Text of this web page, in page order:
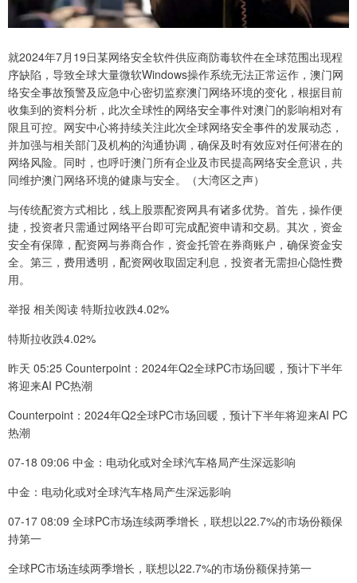
就2024年7月19日某网络安全软件供应商防毒软件在全球范围出现程
序缺陷，导致全球大量微软Windows操作系统无法正常运作，澳门网
络安全事故预警及应急中心密切监察澳门网络环境的变化，根据目前
收集到的资料分析，此次全球性的网络安全事件对澳门的影响相对有
限且可控。网安中心将持续关注此次全球网络安全事件的发展动态，
并加强与相关部门及机构的沟通协调，确保及时有效应对任何潜在的
网络风险。同时，也呼吁澳门所有企业及市民提高网络安全意识，共
同维护澳门网络环境的健康与安全。（大湾区之声）
与传统配资方式相比，线上股票配资网具有诸多优势。首先，操作便
捷，投资者只需通过网络平台即可完成配资申请和交易。其次，资金
安全有保障，配资网与券商合作，资金托管在券商账户，确保资金安
全。第三，费用透明，配资网收取固定利息，投资者无需担心隐性费
用。
举报 相关阅读 特斯拉收跌4.02%
特斯拉收跌4.02%
昨天 05:25 Counterpoint：2024年Q2全球PC市场回暖，预计下半年
将迎来AI PC热潮
Counterpoint：2024年Q2全球PC市场回暖，预计下半年将迎来AI PC
热潮
07-18 09:06 中金：电动化或对全球汽车格局产生深远影响
中金：电动化或对全球汽车格局产生深远影响
07-17 08:09 全球PC市场连续两季增长，联想以22.7%的市场份额保
持第一
全球PC市场连续两季增长，联想以22.7%的市场份额保持第一